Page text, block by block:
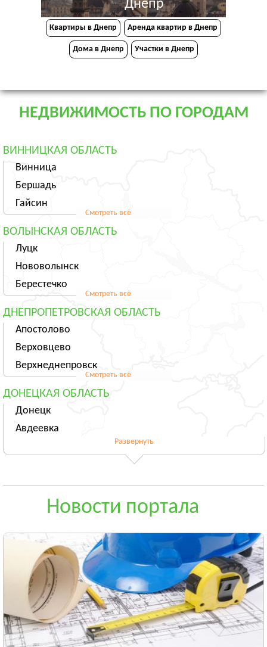
Днепр
Квартиры в Днепр Аренда квартир в Днепр
Дома в Днепр Участки в Днепр
НЕДВИЖИМОСТЬ ПО ГОРОДАМ
ВИННИЦКАЯ ОБЛАСТЬ
Винница
Бершадь
Гайсин
Смотреть всё
ВОЛЫНСКАЯ ОБЛАСТЬ
Луцк
Нововолынск
Берестечко
Смотреть всё
ДНЕПРОПЕТРОВСКАЯ ОБЛАСТЬ
Апостолово
Верховцево
Верхнеднепровск
Смотреть всё
ДОНЕЦКАЯ ОБЛАСТЬ
Донецк
Авдеевка
Смотреть всё
Андрушёвка
Смотреть всё
ЗАКАРПАТСКАЯ ОБЛАСТЬ
Ужгород
Чоп
Берегово
Смотреть всё
ЗАПОРОЖСКАЯ ОБЛАСТЬ
Развернуть
Новости портала